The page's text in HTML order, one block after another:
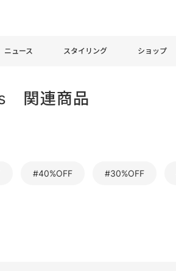
ニュース スタイリング ショップ
関連商品
#40%OFF #30%OFF